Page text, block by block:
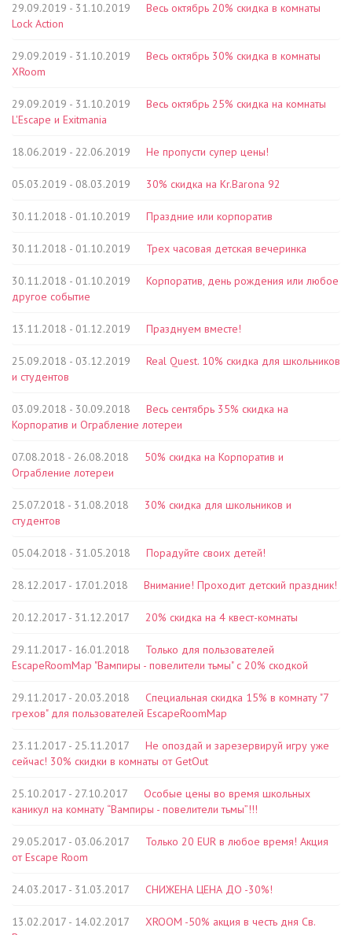
29.09.2019 - 31.10.2019
Весь октябрь 20% скидка в комнаты
Lock Action
29.09.2019 - 31.10.2019
Весь октябрь 30% скидка в комнаты
XRoom
29.09.2019 - 31.10.2019
Весь октябрь 25% скидка на комнаты
L'Escape и Exitmania
18.06.2019 - 22.06.2019 Не пропусти супер цены!
05.03.2019 - 08.03.2019 30% скидка на Kr.Barona 92
30.11.2018 - 01.10.2019 Праздние или корпоратив
30.11.2018 - 01.10.2019 Трех часовая детская вечеринка
30.11.2018 - 01.10.2019
Корпоратив, день рождения или любое
другое событие
13.11.2018 - 01.12.2019 Празднуем вместе!
25.09.2018 - 03.12.2019
Real Quest. 10% скидка для школьников
и студентов
03.09.2018 - 30.09.2018
Весь сентябрь 35% скидка на
Корпоратив и Ограбление лотереи
07.08.2018 - 26.08.2018
50% скидка на Корпоратив и
Ограбление лотереи
25.07.2018 - 31.08.2018
30% скидка для школьников и
студентов
05.04.2018 - 31.05.2018 Порадуйте своих детей!
28.12.2017 - 17.01.2018 Внимание! Проходит детский праздник!
20.12.2017 - 31.12.2017 20% скидка на 4 квест-комнаты
29.11.2017 - 16.01.2018
Только для пользователей
EscapeRoomMap "Вампиры - повелители тьмы" с 20% скодкой
29.11.2017 - 20.03.2018
Специальная скидка 15% в комнату "7
грехов" для пользователей EscapeRoomMap
23.11.2017 - 25.11.2017
Не опоздай и зарезервируй игру уже
сейчас! 30% скидки в комнаты от GetOut
25.10.2017 - 27.10.2017
Особые цены во время школьных
каникул на комнату “Вампиры - повелители тьмы”!!!
29.05.2017 - 03.06.2017
Только 20 EUR в любое время! Акция
от Escape Room
24.03.2017 - 31.03.2017 СНИЖЕНА ЦЕНА ДО -30%!
13.02.2017 - 14.02.2017
XROOM -50% акция в честь дня Св.